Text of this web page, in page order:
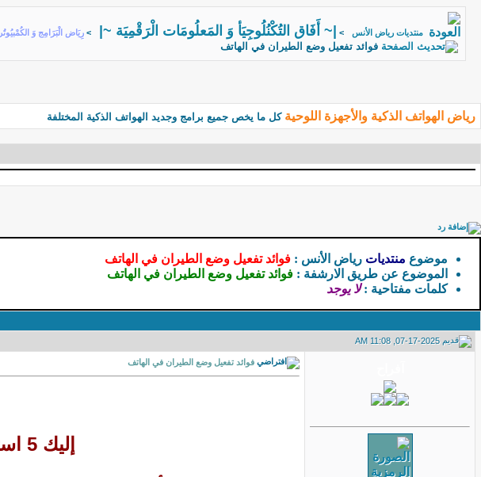
منتديات رياض الأنس > |~ أَفَاق التُكْنُلُوجِيَأ وَ المَعلُومَات الْرَقْمِيَة ~| > رِيَاض الْبَرَامِج وَ الكُمْبيُوتُر
فوائد تفعيل وضع الطيران في الهاتف
رياض الهواتف الذكية والأجهزة اللوحية كل ما يخص جميع برامج وجديد الهواتف الذكية المختلفة
موضوع منتديات رياض الأنس : فوائد تفعيل وضع الطيران في الهاتف
الموضوع عن طريق الارشفة : فوائد تفعيل وضع الطيران في الهاتف
كلمات مفتاحية :لا يوجد
فوائد تفعيل وضع الطيران في الهاتف
إليك 5 استخدامات ذكية ستغيّر نظرتك لهاتفك المحمول